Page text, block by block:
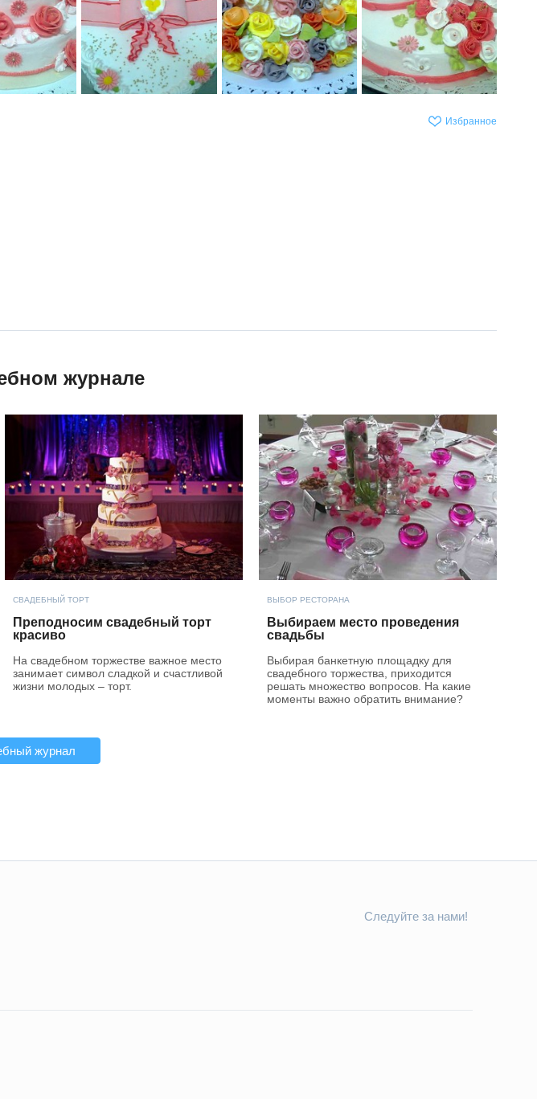
Избранное
журнале
СВАДЕБНЫЙ ТОРТ
Преподносим свадебный торт
красиво
На свадебном торжестве важное место
занимает символ сладкой и счастливой
жизни молодых – торт.
ВЫБОР РЕСТОРАНА
Выбираем место проведения
свадьбы
Выбирая банкетную площадку для
свадебного торжества, приходится
решать множество вопросов. На какие
моменты важно обратить внимание?
журнал
Следуйте за нами!